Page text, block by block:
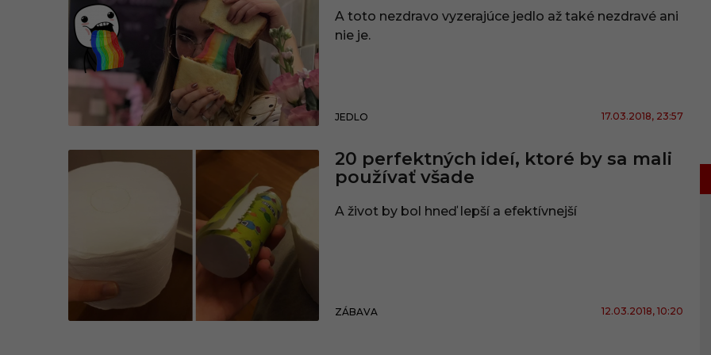
A toto nezdravo vyzerajúce jedlo až také nezdravé ani
nie je.
JEDLO 17.03.2018, 23:57
20 perfektných ideí, ktoré by sa mali
používať všade
A život by bol hneď lepší a efektívnejší
ZÁBAVA 12.03.2018, 10:20